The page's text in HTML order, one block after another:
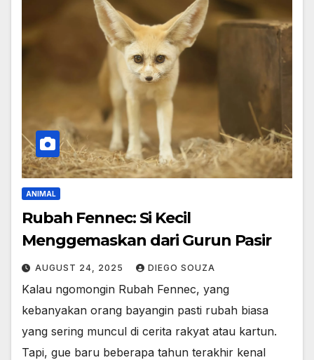
ANIMAL
Rubah Fennec: Si Kecil
Menggemaskan dari Gurun Pasir
AUGUST 24, 2025 DIEGO SOUZA
Kalau ngomongin Rubah Fennec, yang
kebanyakan orang bayangin pasti rubah biasa
yang sering muncul di cerita rakyat atau kartun.
Tapi, gue baru beberapa tahun terakhir kenal